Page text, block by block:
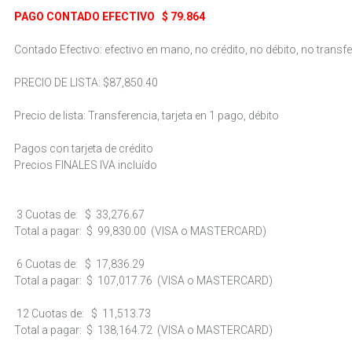
PAGO CONTADO EFECTIVO $ 79.864
Contado Efectivo: efectivo en mano, no crédito, no débito, no
PRECIO DE LISTA: $87,850.40
Precio de lista: Transferencia, tarjeta en 1 pago, débito
Pagos con tarjeta de crédito
Precios FINALES IVA incluído
3 Cuotas de:
$ 33,276.67
Total a pagar: $ 99,830.00 (VISA o MASTERCARD)
6 Cuotas de:
$ 17,836.29
Total a pagar: $ 107,017.76 (VISA o MASTERCARD)
12 Cuotas de:
$ 11,513.73
Total a pagar: $ 138,164.72 (VISA o MASTERCARD)